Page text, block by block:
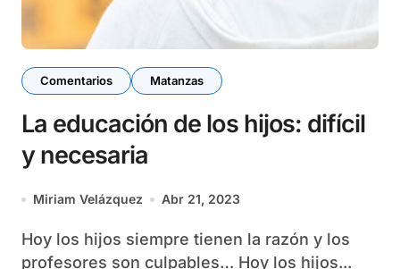
Comentarios Matanzas
La educación de los hijos: difícil
y necesaria
Miriam Velázquez Abr 21, 2023
Hoy los hijos siempre tienen la razón y los
profesores son culpables… Hoy los hijos...